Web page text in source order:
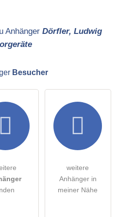
.
ich zur Kenntnis genommen.
Fragen sind
für alle
Anhänger Dörfler, Ludwig
Besucher
weitere
Anhänger in
meiner Nähe